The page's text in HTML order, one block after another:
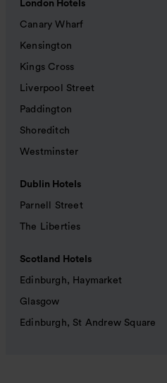
London Hotels
Canary Wharf
Kensington
Kings Cross
Liverpool Street
Paddington
Shoreditch
Westminster
Dublin Hotels
Parnell Street
The Liberties
Scotland Hotels
Edinburgh, Haymarket
Glasgow
Edinburgh, St Andrew Square